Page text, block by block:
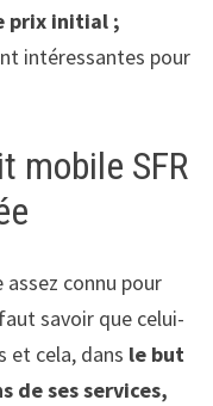
prix initial ;
intéressantes pour
mobile SFR
connu pour
savoir que celui-
et cela, dans le but
de ses services,